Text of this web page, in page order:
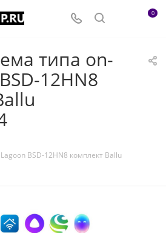
0
типа on-
12HN8
BSD-12HN8 комплект Ballu